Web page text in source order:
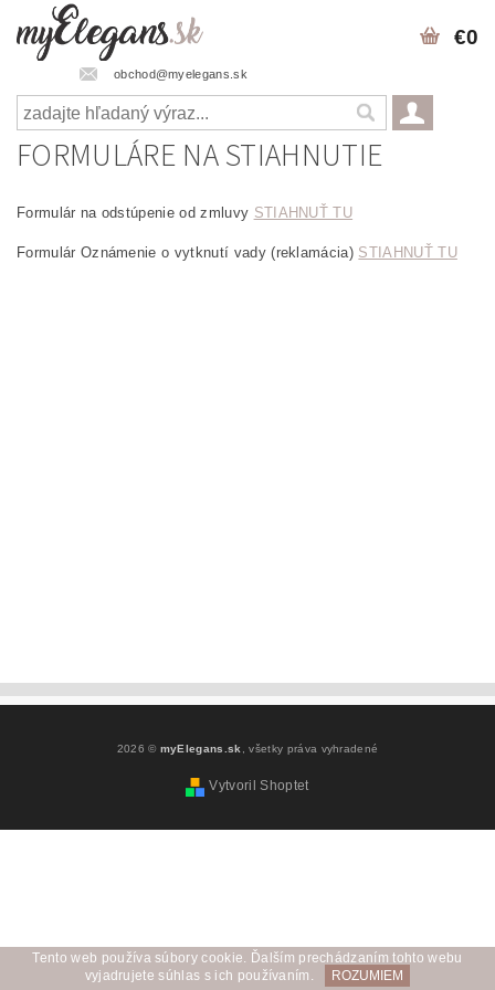
obchod@myelegans.sk
€0
FORMULÁRE NA STIAHNUTIE
Formulár na odstúpenie od zmluvy STIAHNUŤ TU
Formulár Oznámenie o vytknutí vady (reklamácia) STIAHNUŤ TU
2026 © myElegans.sk , všetky práva vyhradené
Vytvoril Shoptet
Tento web používa súbory cookie. Ďalším prechádzaním tohto webu
vyjadrujete súhlas s ich používaním.
ROZUMIEM